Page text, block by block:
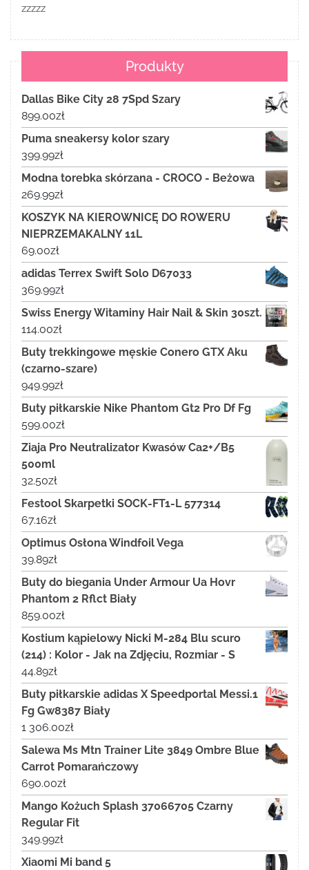
zzzzz
Produkty
Dallas Bike City 28 7Spd Szary
899.00zł
Puma sneakersy kolor szary
399.99zł
Modna torebka skórzana - CROCO - Beżowa
269.99zł
KOSZYK NA KIEROWNICĘ DO ROWERU
NIEPRZEMAKALNY 11L
69.00zł
adidas Terrex Swift Solo D67033
369.99zł
Swiss Energy Witaminy Hair Nail & Skin 30szt.
114.00zł
Buty trekkingowe męskie Conero GTX Aku
(czarno-szare)
949.99zł
Buty piłkarskie Nike Phantom Gt2 Pro Df Fg
599.00zł
Ziaja Pro Neutralizator Kwasów Ca2+/B5
500ml
32.50zł
Festool Skarpetki SOCK-FT1-L 577314
67.16zł
Optimus Osłona Windfoil Vega
39.89zł
Buty do biegania Under Armour Ua Hovr
Phantom 2 Rflct Biały
859.00zł
Kostium kąpielowy Nicki M-284 Blu scuro
(214) : Kolor - Jak na Zdjęciu, Rozmiar - S
44.89zł
Buty piłkarskie adidas X Speedportal Messi.1
Fg Gw8387 Biały
1 306.00zł
Salewa Ms Mtn Trainer Lite 3849 Ombre Blue
Carrot Pomarańczowy
690.00zł
Mango Kożuch Splash 37066705 Czarny
Regular Fit
349.99zł
Xiaomi Mi band 5